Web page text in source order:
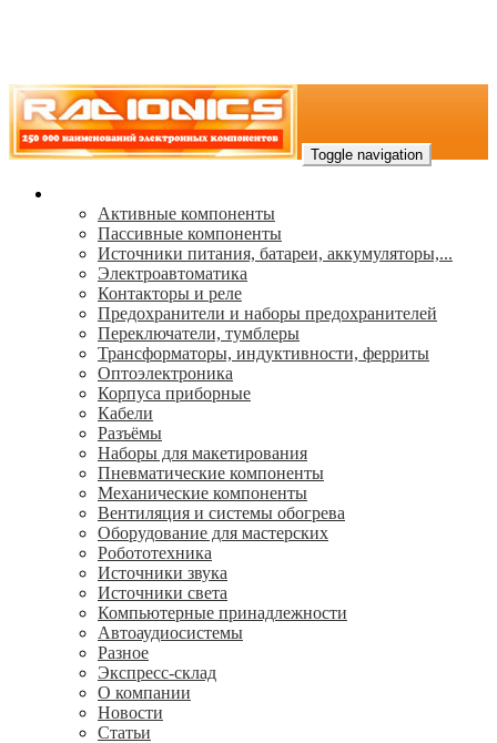
Toggle navigation
Активные компоненты
Пассивные компоненты
Источники питания, батареи, аккумуляторы,...
Электроавтоматика
Контакторы и реле
Предохранители и наборы предохранителей
Переключатели, тумблеры
Трансформаторы, индуктивности, ферриты
Oптоэлектроника
Корпуса приборные
Кабели
Разъёмы
Наборы для макетирования
Пневматические компоненты
Механические компоненты
Вентиляция и системы обогрева
Оборудование для мастерских
Робототехника
Источники звука
Источники света
Компьютерные принадлежности
Автоаудиосистемы
Разное
Экспресс-склад
О компании
Новости
Статьи